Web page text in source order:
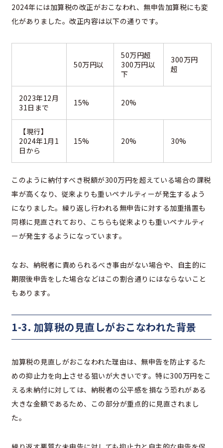
2024年には加算税の改正がおこなわれ、無申告加算税にも変
化がありました。改正内容は以下の通りです。
50万円以
50万円超
300万円以
下
300万円
超
2023年12月
31日まで
15% 20%
【現行】
2024年1月1
日から
15% 20% 30%
このように納付すべき税額が300万円を超えている場合の課税
率が高くなり、従来よりも重いペナルティーが発生するよう
になりました。繰り返し行われる無申告に対する加重措置も
同様に見直されており、こちらも従来よりも重いペナルティ
ーが発生するようになっています。
なお、納税者に責められるべき事由がない場合や、自主的に
期限後申告をした場合などはこの割合通りにはならないこと
もあります。
1-3. 加算税の見直しがおこなわれた背景
加算税の見直しがおこなわれた理由は、無申告を防止するた
めの抑止力を向上させる狙いが大きいです。特に300万円をこ
える未納付に対しては、納税者の公平感を損なう恐れがある
大きな金額であるため、この部分が重点的に見直されまし
た。